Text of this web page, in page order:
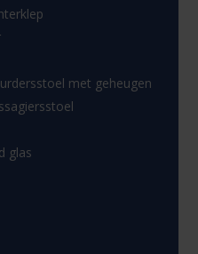
met geheugen
glas